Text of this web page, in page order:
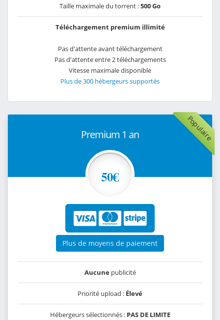
Taille maximale du torrent :500 Go
Téléchargement premium illimité
Pas d'attente avant téléchargement
Pas d'attente entre 2 téléchargements
Vitesse maximale disponible
Plus de 300 hébergeurs supportés
Populaire
Premium 1 an
50€
Plus de moyens de paiement
Aucunepublicité
Priorité upload : Élevé
Hébergeurs sélectionnés : PAS DE LIMITE